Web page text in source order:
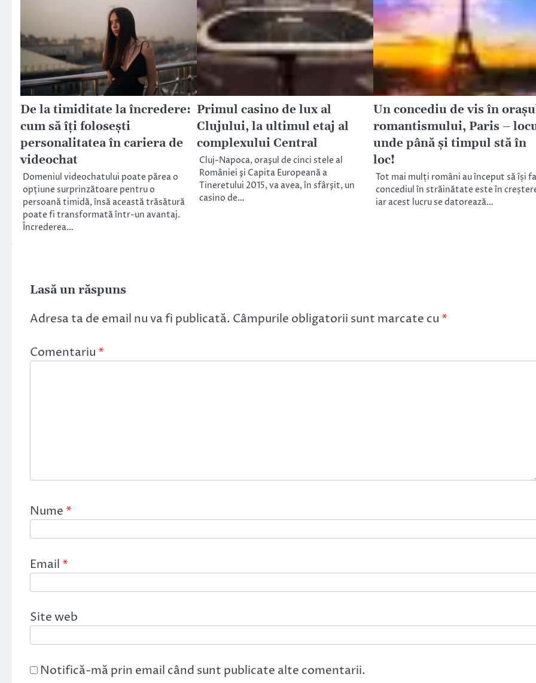
De la timiditate la încredere:
cum să îți folosești
personalitatea în cariera de
videochat
Domeniul videochatului poate părea o
opțiune surprinzătoare pentru o
persoană timidă, însă această trăsătură
poate fi transformată într-un avantaj.
Încrederea…
Primul casino de lux al
Clujului, la ultimul etaj al
complexului Central
Cluj-Napoca, oraşul de cinci stele al
României şi Capita Europeană a
Tineretului 2015, va avea, în sfârşit, un
casino de…
Un concediu de vis în
romantismului, Paris –
unde până și timpul stă în
loc!
Tot mai mulți români au început să își
concediul în străinătate este în
iar acest lucru se datorează…
Lasă un răspuns
Adresa ta de email nu va fi publicată. Câmpurile obligatorii sunt marcate cu *
Comentariu *
Nume *
Email *
Site web
Notifică-mă prin email când sunt publicate alte comentarii.